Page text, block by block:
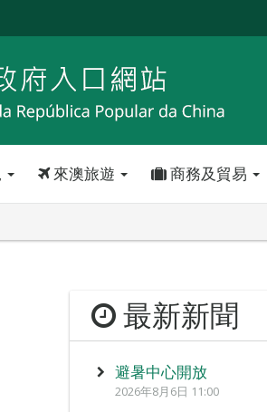
來澳旅遊 商務及貿易
最新新聞
避暑中心開放
2026年8月6日 11:00